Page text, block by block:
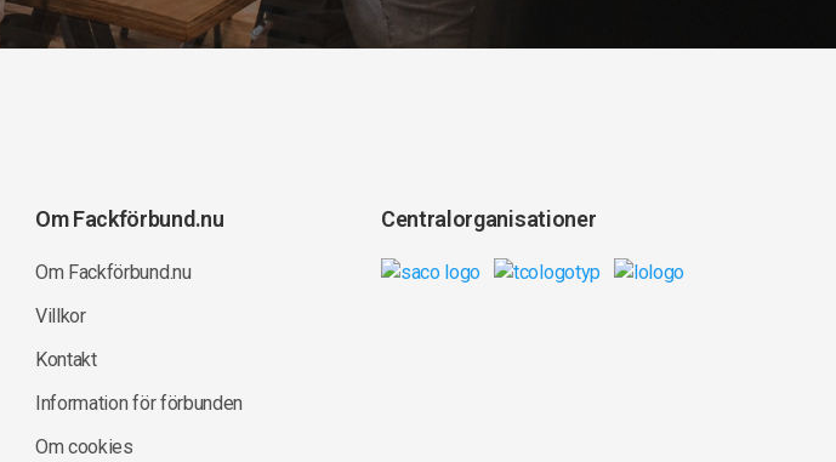
Om Fackförbund.nu
Om Fackförbund.nu
Villkor
Kontakt
Information för förbunden
Om cookies
Centralorganisationer